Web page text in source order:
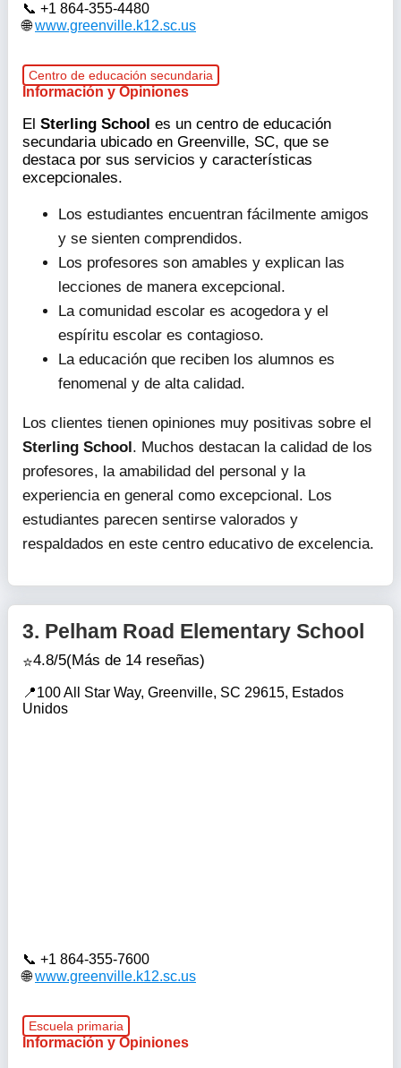
+1 864-355-4480
www.greenville.k12.sc.us
Centro de educación secundaria
Información y Opiniones
El Sterling School es un centro de educación
secundaria ubicado en Greenville, SC, que se
destaca por sus servicios y características
excepcionales.
Los estudiantes encuentran fácilmente amigos
y se sienten comprendidos.
Los profesores son amables y explican las
lecciones de manera excepcional.
La comunidad escolar es acogedora y el
espíritu escolar es contagioso.
La educación que reciben los alumnos es
fenomenal y de alta calidad.
Los clientes tienen opiniones muy positivas sobre el
Sterling School . Muchos destacan la calidad de los
profesores, la amabilidad del personal y la
experiencia en general como excepcional. Los
estudiantes parecen sentirse valorados y
respaldados en este centro educativo de excelencia.
+1 864-355-7600
www.greenville.k12.sc.us
3. Pelham Road Elementary School
4.8/5(Más de 14 reseñas)
100 All Star Way, Greenville, SC 29615, Estados
Unidos
Escuela primaria
Información y Opiniones